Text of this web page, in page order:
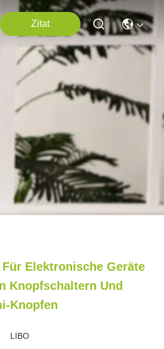
Zitat
Elektronische Geräte
Knopfschaltern Und
Knopfen
LIBO